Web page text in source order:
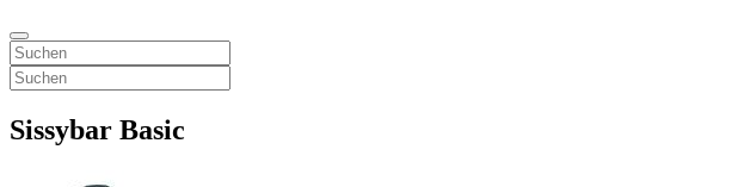
Sissybar Basic